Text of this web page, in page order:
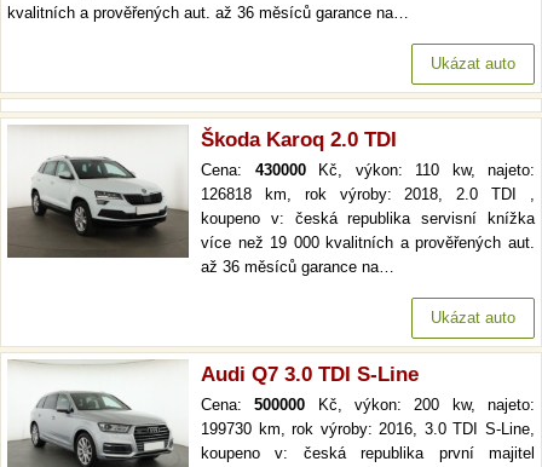
kvalitních a prověřených aut. až 36 měsíců garance na…
Ukázat auto
Škoda Karoq 2.0 TDI
Cena: 430000Kč, výkon: 110 kw, najeto:
126818 km, rok výroby: 2018, 2.0 TDI ,
koupeno v: česká republika servisní knížka
více než 19 000 kvalitních a prověřených aut.
až 36 měsíců garance na…
Ukázat auto
Audi Q7 3.0 TDI S-Line
Cena:500000 Kč, výkon: 200 kw, najeto:
199730 km, rok výroby: 2016, 3.0 TDI S-Line,
koupeno v: česká republika první majitel